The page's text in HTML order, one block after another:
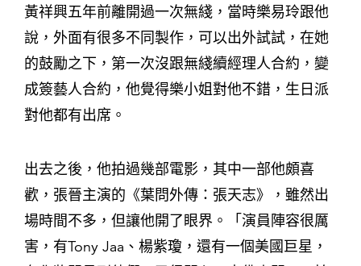
黃祥興五年前離開過一次無綫，當時樂易玲跟他
說，外面有很多不同製作，可以出外試試，在她
的鼓勵之下，第一次沒跟無綫續經理人合約，變
成簽藝人合約，他覺得樂小姐對他不錯，生日派
對他都有出席。
出去之後，他拍過幾部電影，其中一部他頗喜
歡，張晉主演的《葉問外傳：張天志》，雖然出
場時間不多，但讓他開了眼界。「演員陣容很厲
害，有Tony Jaa、楊紫瓊，還有一個美國巨星，